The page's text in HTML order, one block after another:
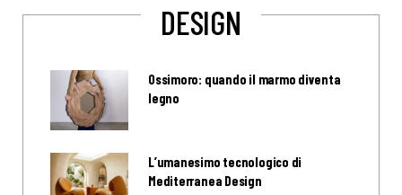
DESIGN
Ossimoro: quando il marmo diventa
legno
L’umanesimo tecnologico di
Mediterranea Design